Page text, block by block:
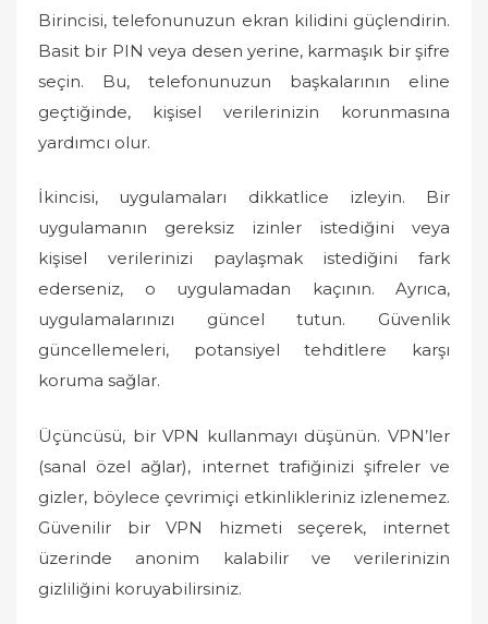
Birincisi, telefonunuzun ekran kilidini güçlendirin.
Basit bir PIN veya desen yerine, karmaşık bir şifre
seçin. Bu, telefonunuzun başkalarının eline
geçtiğinde, kişisel verilerinizin korunmasına
yardımcı olur.
İkincisi, uygulamaları dikkatlice izleyin. Bir
uygulamanın gereksiz izinler istediğini veya
kişisel verilerinizi paylaşmak istediğini fark
ederseniz, o uygulamadan kaçının. Ayrıca,
uygulamalarınızı güncel tutun. Güvenlik
güncellemeleri, potansiyel tehditlere karşı
koruma sağlar.
Üçüncüsü, bir VPN kullanmayı düşünün. VPN’ler
(sanal özel ağlar), internet trafiğinizi şifreler ve
gizler, böylece çevrimiçi etkinlikleriniz izlenemez.
Güvenilir bir VPN hizmeti seçerek, internet
üzerinde anonim kalabilir ve verilerinizin
gizliliğini koruyabilirsiniz.